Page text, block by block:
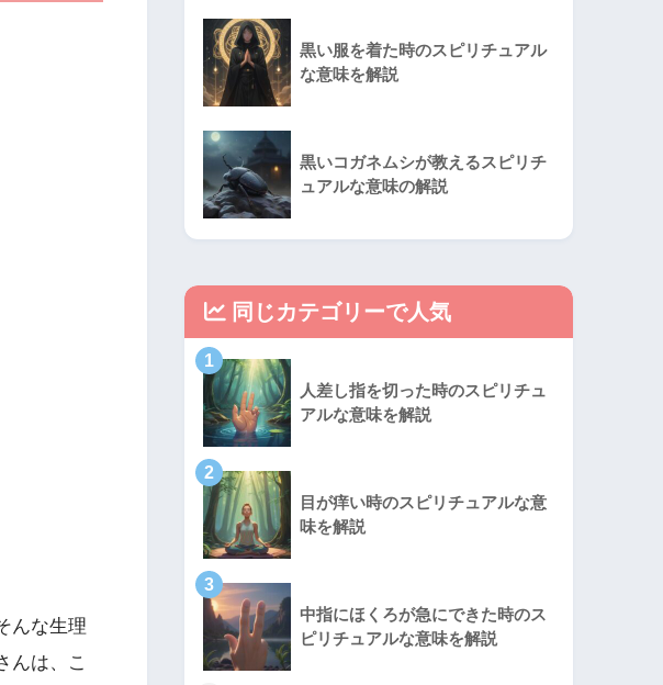
んな生理
んは、こ
黒い服を着た時のスピリチュアル
な意味を解説
黒いコガネムシが教えるスピリチ
ュアルな意味の解説
同じカテゴリーで人気
1
人差し指を切った時のスピリチュ
アルな意味を解説
2
目が痒い時のスピリチュアルな意
味を解説
3
中指にほくろが急にできた時のス
ピリチュアルな意味を解説